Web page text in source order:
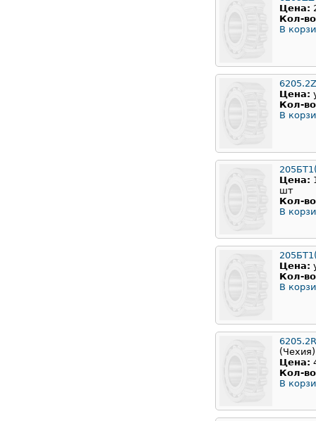
Цена:
Кол-
В
6205.2Z
Цена:
Кол-
В
Цена:
шт
Кол-
В
Цена:
Кол-
В
(Чехия)
Цена:
Кол-
В